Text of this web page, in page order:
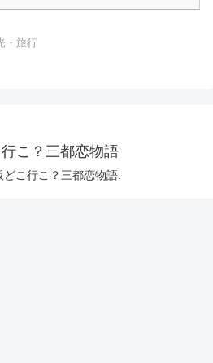
・旅行
こ？三都恋物語
こ行こ？三都恋物語.